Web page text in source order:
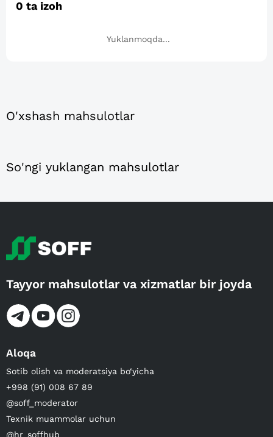
0 ta izoh
Yuklanmoqda...
O'xshash mahsulotlar
So'ngi yuklangan mahsulotlar
Tayyor mahsulotlar va xizmatlar bir joyda
Aloqa
Sotib olish va moderatsiya bo‘yicha
+998 (91) 008 67 89
@soff_moderator
Texnik muammolar uchun
@hr_soffhub